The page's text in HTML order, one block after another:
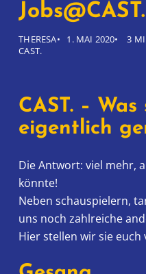
Jobs@CAST.
THERESA 1. MAI 2020
3
CAST.
CAST. –
eigentlich
Die Antwort: viel mehr,
könnte!
Neben schauspielern,
uns noch zahlreiche
Hier stellen wir sie euch